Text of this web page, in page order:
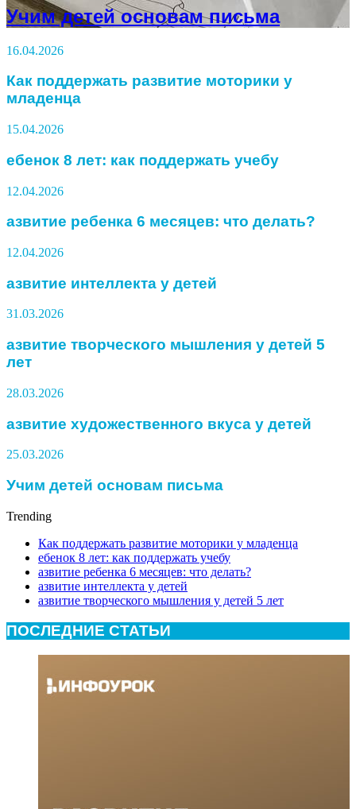
Учим детей основам письма
16.04.2026
Как поддержать развитие моторики у
младенца
15.04.2026
ебенок 8 лет: как поддержать учебу
12.04.2026
азвитие ребенка 6 месяцев: что делать?
12.04.2026
азвитие интеллекта у детей
31.03.2026
азвитие творческого мышления у детей 5
лет
28.03.2026
азвитие художественного вкуса у детей
25.03.2026
Учим детей основам письма
Trending
Как поддержать развитие моторики у младенца
ебенок 8 лет: как поддержать учебу
азвитие ребенка 6 месяцев: что делать?
азвитие интеллекта у детей
азвитие творческого мышления у детей 5 лет
ПОСЛЕДНИЕ СТАТЬИ